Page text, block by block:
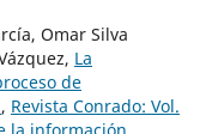
Omar Silva
La
de
, Revista Conrado: Vol.